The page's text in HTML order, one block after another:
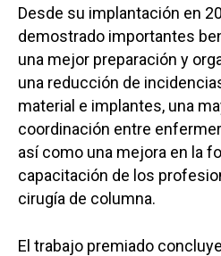
Desde su implantación en
demostrado importantes
una mejor preparación y
una reducción de
material e implantes, una
coordinación entre
así como una mejora en la
capacitación de los
cirugía de columna.
El trabajo premiado